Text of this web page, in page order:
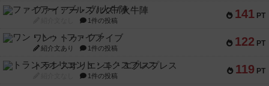
141 PT
ファイアー・ブルズ / 火牛陣
1件の投稿
122 PT
ワン・トゥ・ファイブ
紹介文あり 1件の投稿
119 PT
トランスオリエント・エクスプレス
1件の投稿